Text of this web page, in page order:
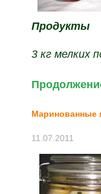
Продукты
3 кг мелких
Маринованные
11.07.2011